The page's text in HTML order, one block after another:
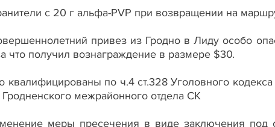
с 20 г альфа-PVP при возвращении на
привез из Гродно в Лиду особо
что получил вознаграждение в размере $30.
квалифицированы по ч.4 ст.328 Уголовного
межрайонного отдела СК
меры пресечения в виде заключения под